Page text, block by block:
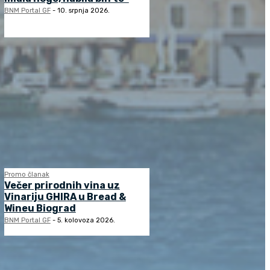
BNM Portal GF - 10. srpnja 2026.
Promo članak
Večer prirodnih vina uz
Vinariju GHIRA u Bread &
Wineu Biograd
BNM Portal GF - 5. kolovoza 2026.